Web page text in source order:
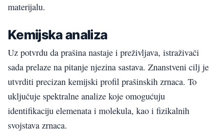
materijalu.
Kemijska analiza
Uz potvrdu da prašina nastaje i preživljava, istraživači
sada prelaze na pitanje njezina sastava. Znanstveni cilj je
utvrditi precizan kemijski profil prašinskih zrnaca. To
uključuje spektralne analize koje omogućuju
identifikaciju elemenata i molekula, kao i fizikalnih
svojstava zrnaca.